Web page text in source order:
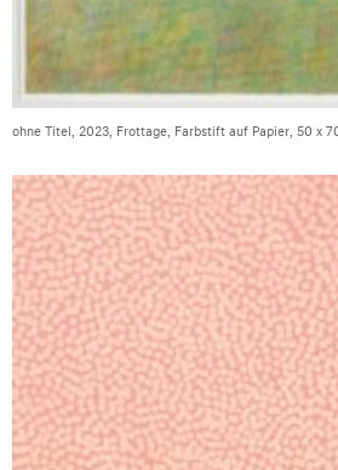
ohne Titel, 2023, Frottage, Farbstift auf Papier, 50 x